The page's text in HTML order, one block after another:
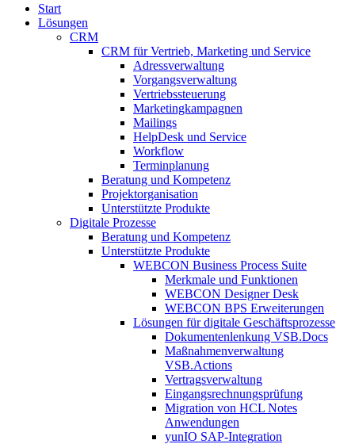
Start
Lösungen
CRM
CRM für Vertrieb, Marketing und Service
Adressverwaltung
Vorgangsverwaltung
Vertriebssteuerung
Marketingkampagnen
Mailings
HelpDesk und Service
Workflow
Terminplanung
Beratung und Kompetenz
Projektorganisation
Unterstützte Produkte
Digitale Prozesse
Beratung und Kompetenz
Unterstützte Produkte
WEBCON Business Process Suite
Merkmale und Funktionen
WEBCON Designer Desk
WEBCON BPS Erweiterungen
Lösungen für digitale Geschäftsprozesse
Dokumentenlenkung VSB.Docs
Maßnahmenverwaltung
VSB.Actions
Vertragsverwaltung
Eingangsrechnungs­prüfung
Migration von HCL Notes
Anwendungen
yunIO SAP-Integration